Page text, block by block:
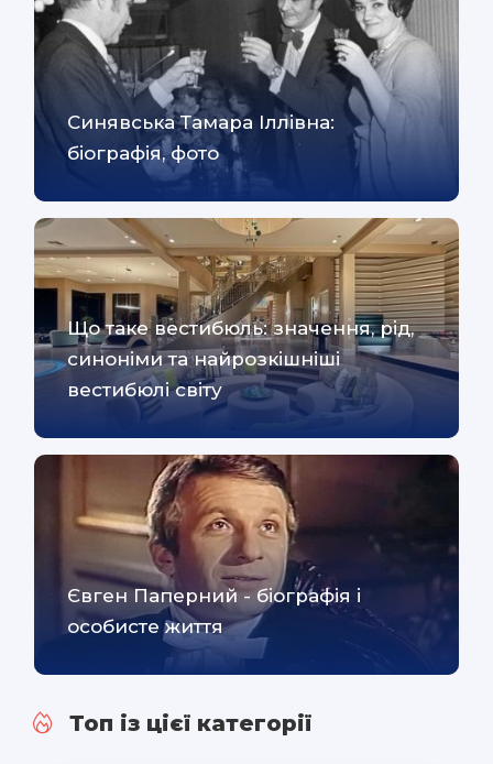
Синявська Тамара Іллівна:
біографія, фото
Що таке вестибюль: значення, рід,
синоніми та найрозкішніші
вестибюлі світу
Євген Паперний - біографія і
особисте життя
Топ із цієї категорії